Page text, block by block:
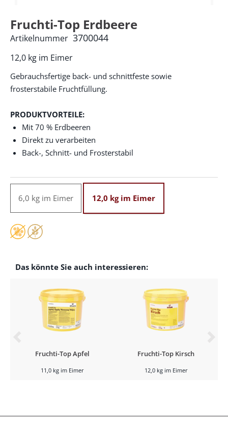
Fruchti-Top Erdbeere
12,0 kg im Eimer
Artikelnummer 3700044
Gebrauchsfertige back- und schnittfeste sowie
frosterstabile Fruchtfüllung.
PRODUKTVORTEILE:
Mit 70 % Erdbeeren
Direkt zu verarbeiten
Back-, Schnitt- und Frosterstabil
6,0 kg im Eimer 12,0 kg im Eimer
Das könnte Sie auch interessieren:
Fruchti-Top Apfel
11,0 kg im Eimer
Fruchti-Top Kirsch
12,0 kg im Eimer